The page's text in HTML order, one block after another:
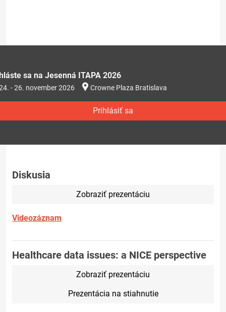
sa na Jesenná ITAPA 2026
- 26. november 2026 Crowne Plaza Bratislava
Prihlásiť sa
Diskusia
Zobraziť prezentáciu
Videozáznam
Healthcare data issues: a NICE perspective
Zobraziť prezentáciu
Prezentácia na stiahnutie